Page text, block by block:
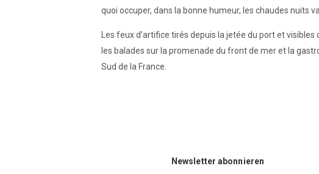
quoi occuper, dans la bonne humeur, les chaudes nuits
Les feux d’artifice tirés depuis la jetée du port et
les balades sur la promenade du front de mer et la
Sud de la France.
Newsletter abonnieren